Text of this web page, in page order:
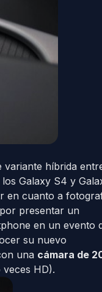
variante híbrida
Galaxy S4 y
en cuanto a
presentar un
en un evento
su nuevo
una cámara de
HD).